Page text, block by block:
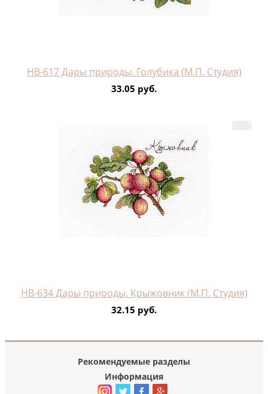
НВ-617 Дары природы. Голубика (М.П. Студия)
33.05 руб.
НВ-634 Дары природы. Крыжовник (М.П. Студия)
32.15 руб.
Рекомендуемые разделы
Информация